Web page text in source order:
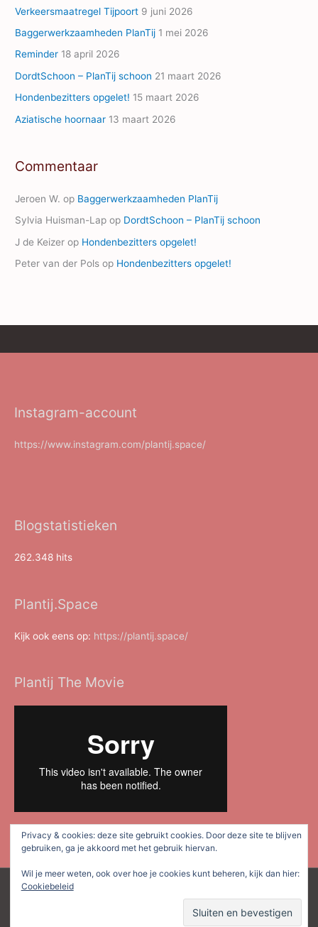
r
e
s
s
Verkeersmaatregel Tijpoort 9 juni 2026
Baggerwerkzaamheden PlanTij 1 mei 2026
Reminder 18 april 2026
DordtSchoon – PlanTij schoon 21 maart 2026
Hondenbezitters opgelet! 15 maart 2026
Aziatische hoornaar 13 maart 2026
Commentaar
Jeroen W. op Baggerwerkzaamheden PlanTij
Sylvia Huisman-Lap op DordtSchoon – PlanTij schoon
J de Keizer op Hondenbezitters opgelet!
Peter van der Pols op Hondenbezitters opgelet!
Instagram-account
https://www.instagram.com/plantij.space/
Blogstatistieken
262.348 hits
Plantij.Space
Kijk ook eens op: https://plantij.space/
Plantij The Movie
Plan Tij Dordrecht| Mede mogelijk gemaakt
Astra WordPress thema
Privacy & cookies: deze site gebruikt cookies. Door deze site te blijven
gebruiken, ga je akkoord met het gebruik hiervan.
Wil je meer weten, ook over hoe je cookies kunt beheren, kijk dan hier:
Cookiebeleid